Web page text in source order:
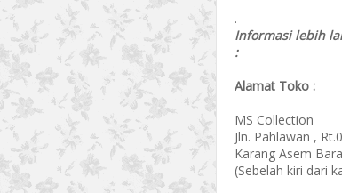
.
Informasi lebih
:
Alamat Toko :
MS Collection
Jln. Pahlawan ,
Karang Asem
(Sebelah kiri dari